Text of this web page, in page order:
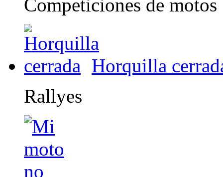
Competiciones de motos
Horquilla
Rallyes